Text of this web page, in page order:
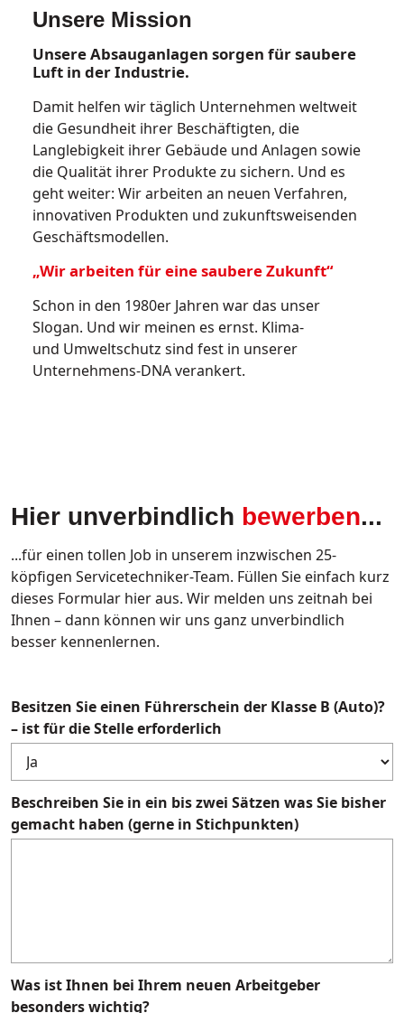
Unsere Mission
Unsere Absauganlagen sorgen für saubere
Luft in der Industrie.
Damit helfen wir täglich Unternehmen weltweit
die Gesundheit ihrer Beschäftigten, die
Langlebigkeit ihrer Gebäude und Anlagen sowie
die Qualität ihrer Produkte zu sichern. Und es
geht weiter: Wir arbeiten an neuen Verfahren,
innovativen Produkten und zukunftsweisenden
Geschäftsmodellen.
„Wir arbeiten für eine saubere Zukunft“
Schon in den 1980er Jahren war das unser
Slogan. Und wir meinen es ernst. Klima-
und Umweltschutz sind fest in unserer
Unternehmens-DNA verankert.
Hier unverbindlich bewerben...
...für einen tollen Job in unserem inzwischen 25-
köpfigen Servicetechniker-Team. Füllen Sie einfach kurz
dieses Formular hier aus. Wir melden uns zeitnah bei
Ihnen – dann können wir uns ganz unverbindlich
besser kennenlernen.
Besitzen Sie einen Führerschein der Klasse B (Auto)?
– ist für die Stelle erforderlich
Beschreiben Sie in ein bis zwei Sätzen was Sie bisher
gemacht haben (gerne in Stichpunkten)
Was ist Ihnen bei Ihrem neuen Arbeitgeber
besonders wichtig?